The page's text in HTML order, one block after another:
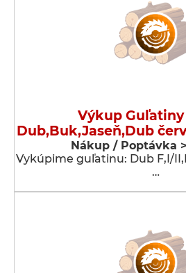
Výkup
Dub,Buk,Jaseň,Dub
Nákup / Poptávka
Vykúpime guľatinu: Dub F,I/
…